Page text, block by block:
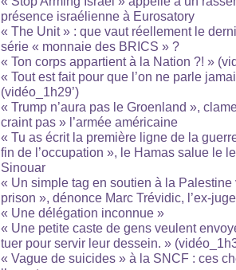
présence israélienne à Eurosatory
« The Unit » : que vaut réellement le
série « monnaie des BRICS » ?
« Ton corps appartient à la Nation ?! »
« Tout est fait pour que l’on ne parle
(vidéo_1h29’)
« Trump n’aura pas le Groenland »,
craint pas » l’armée américaine
« Tu as écrit la première ligne de la
fin de l’occupation », le Hamas salue le
Sinouar
« Un simple tag en soutien à la
prison », dénonce Marc Trévidic, l’ex-
« Une délégation inconnue »
« Une petite caste de gens veulent
tuer pour servir leur dessein. »
« Vague de suicides » à la SNCF : ces